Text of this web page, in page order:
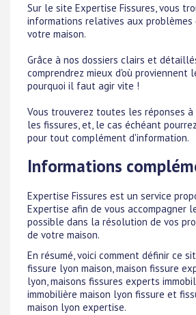
Sur le site Expertise Fissures, vous
informations relatives aux problèmes
votre maison.
Grâce à nos dossiers clairs et
comprendrez mieux d'où proviennent
pourquoi il faut agir vite !
Vous trouverez toutes les réponses
les fissures, et, le cas échéant
pour tout complément d'information.
Informations
Expertise Fissures est un service
Expertise afin de vous accompagner
possible dans la résolution de vos
de votre maison.
En résumé, voici comment définir ce
fissure lyon maison, maison fissure
lyon, maisons fissures experts
immobilière maison lyon fissure et
maison lyon expertise.